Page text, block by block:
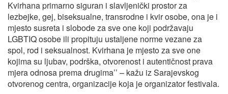
Kvirhana primarno siguran i slavljenički prostor za
lezbejke, gej, biseksualne, transrodne i kvir osobe, ona je i
mjesto susreta i slobode za sve one koji podržavaju
LGBTIQ osobe ili propituju ustaljene norme vezane za
spol, rod i seksualnost. Kvirhana je mjesto za sve one
kojima su ljubav, podrška, otvorenost i autentičnost prava
mjera odnosa prema drugima’’ – kažu iz Sarajevskog
otvorenog centra, organizacije koja je organizator festivala.